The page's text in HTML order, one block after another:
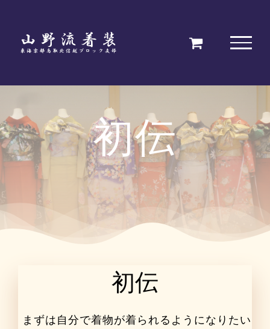
content
初伝
初伝
まずは自分で着物が着られるようになりたい